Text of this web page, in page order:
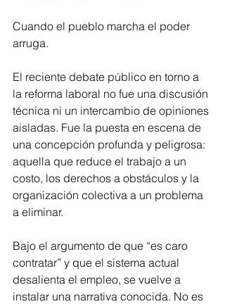
Cuando el pueblo marcha el poder
arruga.
El reciente debate público en torno a
la reforma laboral no fue una discusión
técnica ni un intercambio de opiniones
aisladas. Fue la puesta en escena de
una concepción profunda y peligrosa:
aquella que reduce el trabajo a un
costo, los derechos a obstáculos y la
organización colectiva a un problema
a eliminar.
Bajo el argumento de que “es caro
contratar” y que el sistema actual
desalienta el empleo, se vuelve a
instalar una narrativa conocida. No es